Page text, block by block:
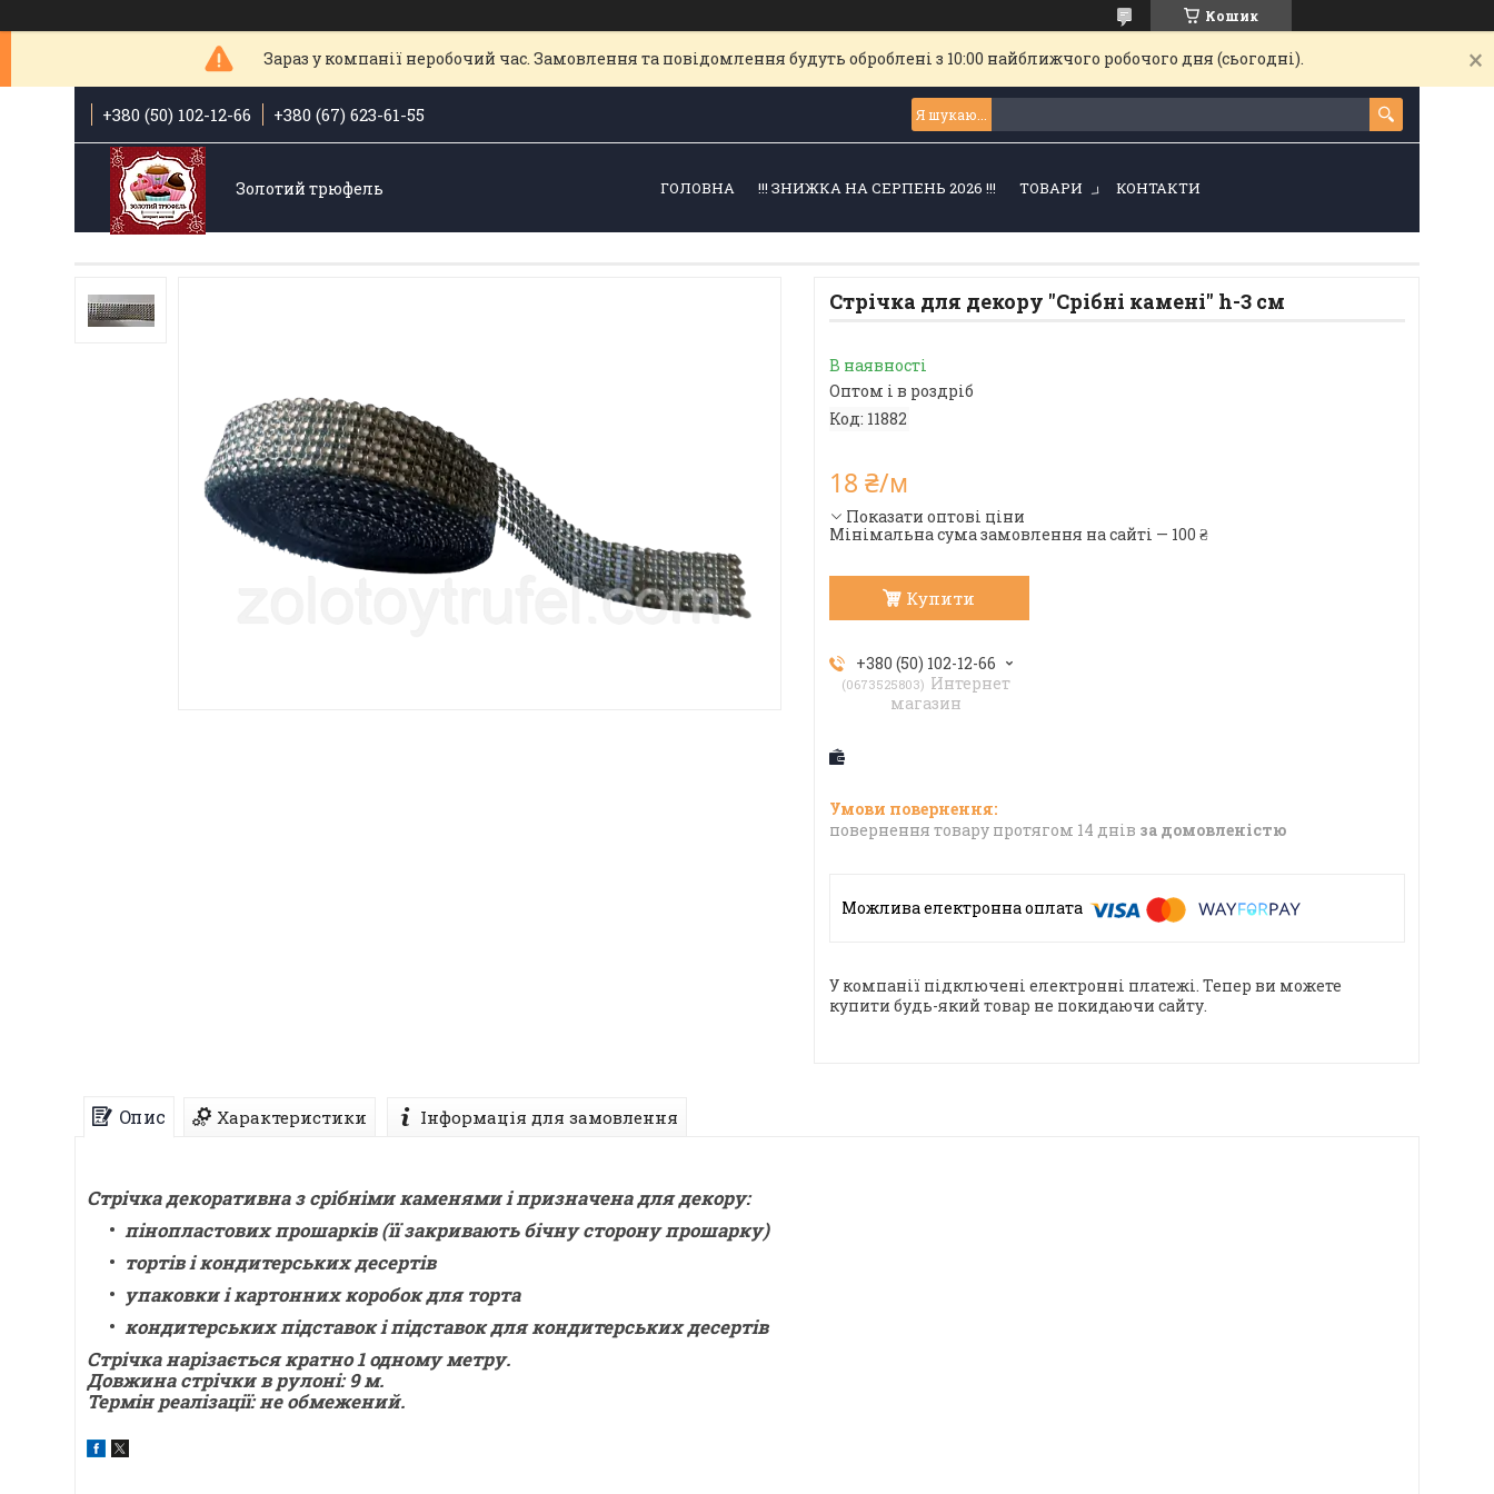
Кошик
Зараз у компанії неробочий час. Замовлення та повідомлення будуть оброблені з 10:00 найближчого робочого дня (сьогодні).
+380 (50) 102-12-66 +380 (67) 623-61-55
Золотий трюфель ГОЛОВНА !!! ЗНИЖКА НА СЕРПЕНЬ 2026 !!! ТОВАРИ КОНТАКТИ
Стрічка для декору "Срібні камені" h-3 см
В наявності
Оптом і в роздріб
Код: 11882
18 ₴/м
Показати оптові ціни
Мінімальна сума замовлення на сайті — 100 ₴
Купити
+380 (50) 102-12-66
0673525803
Интернет
магазин
повернення товару протягом 14 днів за домовленістю
У компанії підключені електронні платежі. Тепер ви можете
купити будь-який товар не покидаючи сайту.
Опис Характеристики Інформація для замовлення
Стрічка декоративна з срібніми каменями і призначена для декору:
пінопластових прошарків (її закривають бічну сторону прошарку)
тортів і кондитерських десертів
упаковки і картонних коробок для торта
кондитерських підставок і підставок для кондитерських десертів
Стрічка нарізається кратно 1 одному метру.
Довжина стрічки в рулоні: 9 м.
Термін реалізації: не обмежений.